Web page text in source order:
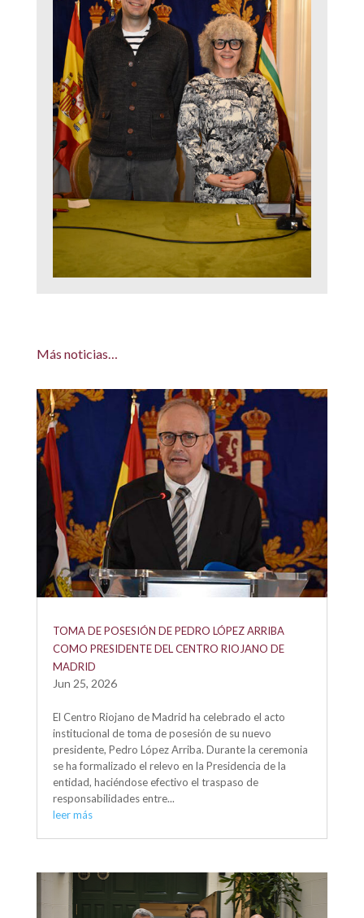
Más noticias…
TOMA DE POSESIÓN DE PEDRO LÓPEZ ARRIBA
COMO PRESIDENTE DEL CENTRO RIOJANO DE
MADRID
Jun 25, 2026
El Centro Riojano de Madrid ha celebrado el acto
institucional de toma de posesión de su nuevo
presidente, Pedro López Arriba. Durante la ceremonia
se ha formalizado el relevo en la Presidencia de la
entidad, haciéndose efectivo el traspaso de
responsabilidades entre...
leer más